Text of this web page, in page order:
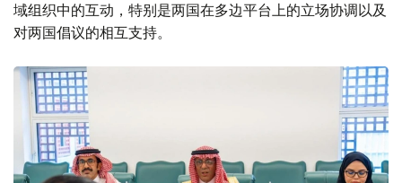
域组织中的互动，特别是两国在多边平台上的立场协调以及
对两国倡议的相互支持。